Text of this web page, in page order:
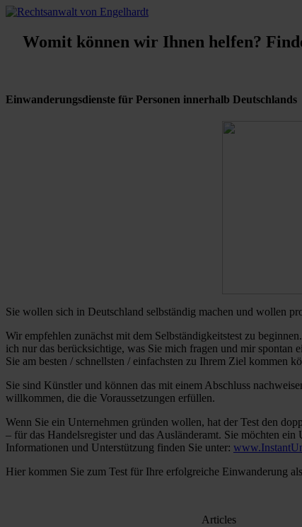
Womit können wir Ihnen helfen?
Einwanderungsdienste für Personen innerhalb Deutschlands
Sie wollen sich in Deutschland selbständig machen und wollen
Wir empfehlen zunächst mit dem Selbständigkeitstest zu
ich nur das berücksichtige, was Sie mich fragen und mir
Sie am besten / schnellsten / einfachsten zu Ihrem Ziel kommen
Sie sind Künstler und können das mit einem Abschluss
willkommen, die die Voraussetzungen erfüllen.
Wenn Sie ein Unternehmen gründen wollen, hat der Test den
– für das Handelsregister und das Ausländeramt. Sie möchten
Informationen und Unterstützung finden Sie unter:
Hier kommen Sie zum Test für Ihre erfolgreiche Einwanderung
Articles